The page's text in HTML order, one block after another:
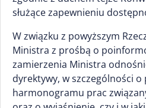
służące zapewnieniu
W związku z powyższym
Ministra z prośbą o
zamierzenia Ministra
dyrektywy, w szczególności
harmonogramu prac